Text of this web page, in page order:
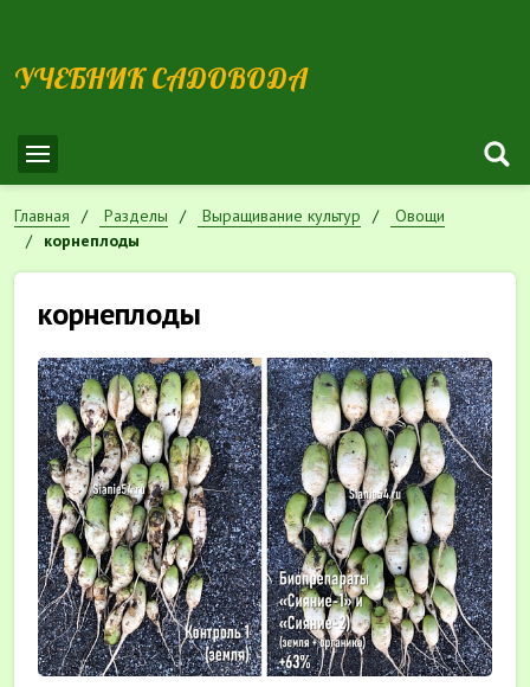
УЧЕБНИК САДОВОДА
Главная Разделы Выращивание культур
Овощи
корнеплоды
корнеплоды